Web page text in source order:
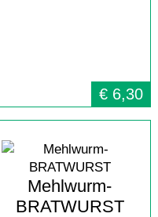
€ 6,30
Mehlwurm-
BRATWURST